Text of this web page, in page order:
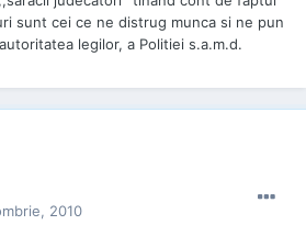
sunt cei ce ne distrug munca si ne pun
legilor, a Politiei s.a.m.d.
2010